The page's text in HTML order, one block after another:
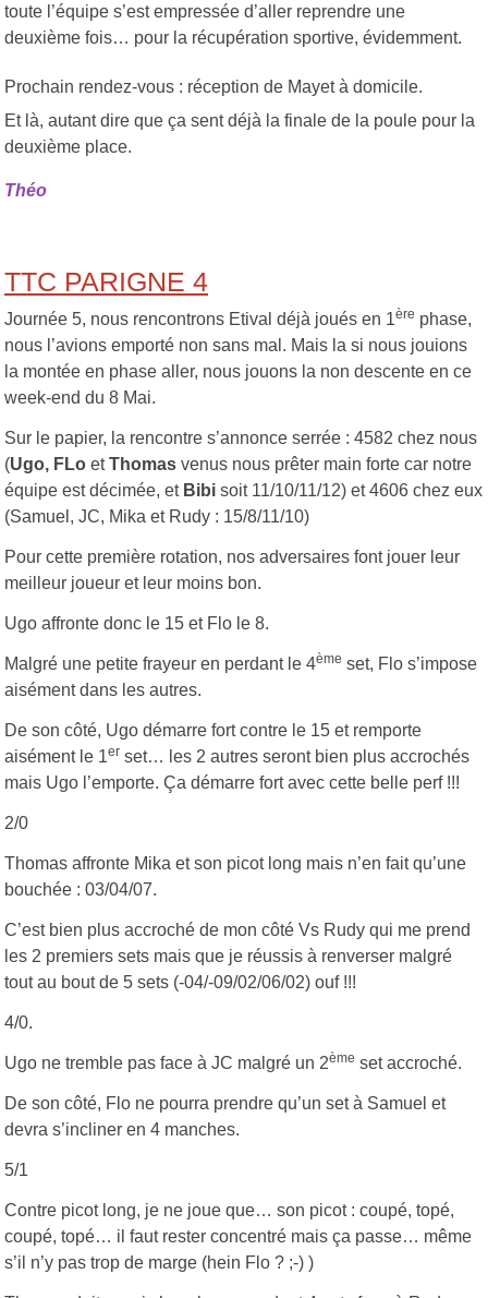
toute l’équipe s’est empressée d’aller reprendre une
deuxième fois… pour la récupération sportive, évidemment.
Prochain rendez-vous : réception de Mayet à domicile.
Et là, autant dire que ça sent déjà la finale de la poule pour la
deuxième place.
Théo
TTC PARIGNE 4
Journée 5, nous rencontrons Etival déjà joués en 1ère phase,
nous l’avions emporté non sans mal. Mais la si nous jouions
la montée en phase aller, nous jouons la non descente en ce
week-end du 8 Mai.
Sur le papier, la rencontre s’annonce serrée : 4582 chez nous
(Ugo, FLo etThomas venus nous prêter main forte car notre
équipe est décimée, et Bibi soit 11/10/11/12) et 4606 chez eux
(Samuel, JC, Mika et Rudy : 15/8/11/10)
Pour cette première rotation, nos adversaires font jouer leur
meilleur joueur et leur moins bon.
Ugo affronte donc le 15 et Flo le 8.
Malgré une petite frayeur en perdant le 4ème set, Flo s’impose
aisément dans les autres.
De son côté, Ugo démarre fort contre le 15 et remporte
aisément le 1er set… les 2 autres seront bien plus accrochés
mais Ugo l’emporte. Ça démarre fort avec cette belle perf !!!
2/0
Thomas affronte Mika et son picot long mais n’en fait qu’une
bouchée : 03/04/07.
C’est bien plus accroché de mon côté Vs Rudy qui me prend
les 2 premiers sets mais que je réussis à renverser malgré
tout au bout de 5 sets (-04/-09/02/06/02) ouf !!!
4/0.
Ugo ne tremble pas face à JC malgré un 2ème set accroché.
De son côté, Flo ne pourra prendre qu’un set à Samuel et
devra s’incliner en 4 manches.
5/1
Contre picot long, je ne joue que… son picot : coupé, topé,
coupé, topé… il faut rester concentré mais ça passe… même
s’il n’y pas trop de marge (hein Flo ? ;-) )